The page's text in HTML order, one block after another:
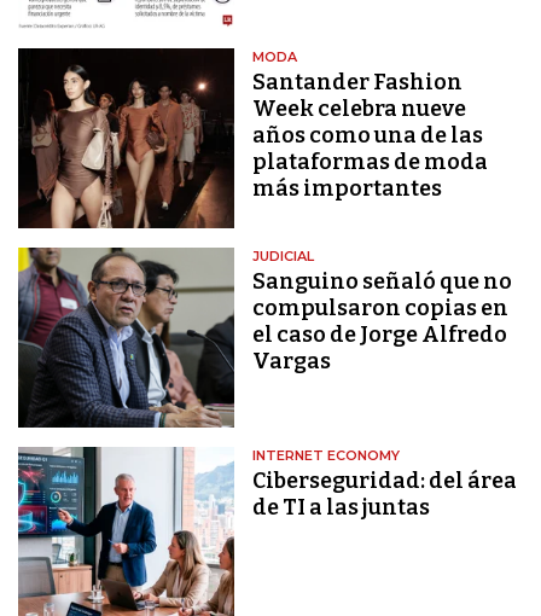
MODA
Santander Fashion
Week celebra nueve
años como una de las
plataformas de moda
más importantes
JUDICIAL
Sanguino señaló que no
compulsaron copias en
el caso de Jorge Alfredo
Vargas
INTERNET ECONOMY
Ciberseguridad: del área
de TI a las juntas